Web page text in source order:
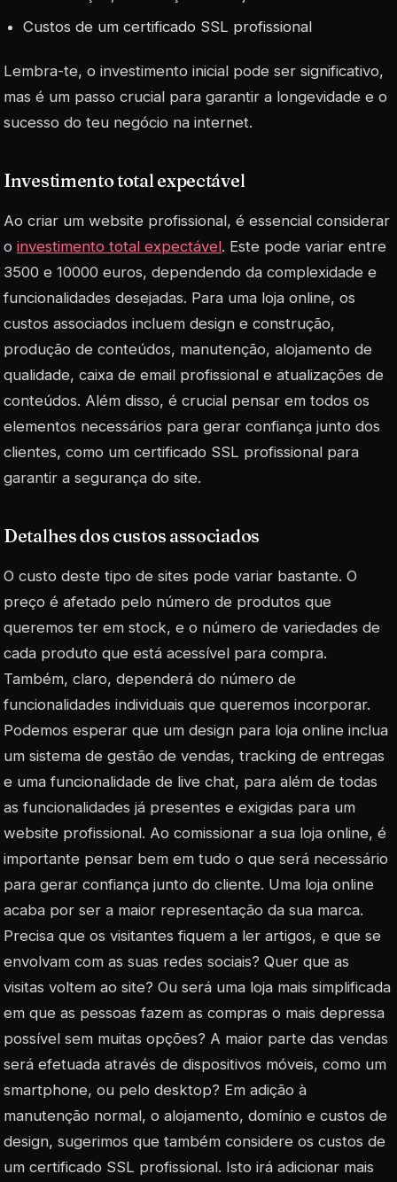
Custos de um certificado SSL profissional
Lembra-te, o investimento inicial pode ser significativo,
mas é um passo crucial para garantir a longevidade e o
sucesso do teu negócio na internet.
Investimento total expectável
Ao criar um website profissional, é essencial considerar
o investimento total expectável. Este pode variar entre
3500 e 10000 euros, dependendo da complexidade e
funcionalidades desejadas. Para uma loja online, os
custos associados incluem design e construção,
produção de conteúdos, manutenção, alojamento de
qualidade, caixa de email profissional e atualizações de
conteúdos. Além disso, é crucial pensar em todos os
elementos necessários para gerar confiança junto dos
clientes, como um certificado SSL profissional para
garantir a segurança do site.
Detalhes dos custos associados
O custo deste tipo de sites pode variar bastante. O
preço é afetado pelo número de produtos que
queremos ter em stock, e o número de variedades de
cada produto que está acessível para compra.
Também, claro, dependerá do número de
funcionalidades individuais que queremos incorporar.
Podemos esperar que um design para loja online inclua
um sistema de gestão de vendas, tracking de entregas
e uma funcionalidade de live chat, para além de todas
as funcionalidades já presentes e exigidas para um
website profissional. Ao comissionar a sua loja online, é
importante pensar bem em tudo o que será necessário
para gerar confiança junto do cliente. Uma loja online
acaba por ser a maior representação da sua marca.
Precisa que os visitantes fiquem a ler artigos, e que se
envolvam com as suas redes sociais? Quer que as
visitas voltem ao site? Ou será uma loja mais simplificada
em que as pessoas fazem as compras o mais depressa
possível sem muitas opções? A maior parte das vendas
será efetuada através de dispositivos móveis, como um
smartphone, ou pelo desktop? Em adição à
manutenção normal, o alojamento, domínio e custos de
design, sugerimos que também considere os custos de
um certificado SSL profissional. Isto irá adicionar mais